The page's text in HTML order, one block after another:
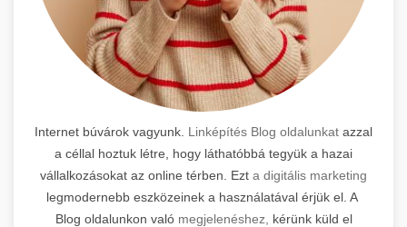
Internet búvárok vagyunk. Linképítés Blog oldalunkat azzal
a céllal hoztuk létre, hogy láthatóbbá tegyük a hazai
vállalkozásokat az online térben. Ezt a digitális marketing
legmodernebb eszközeinek a használatával érjük el. A
Blog oldalunkon való megjelenéshez,
kérünk küld el